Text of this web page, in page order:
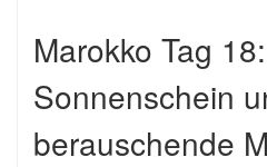
Marokko Tag 18:
Sonnenschein
berauschende